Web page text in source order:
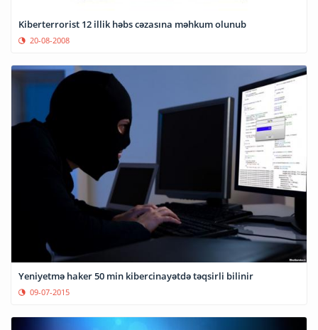
Kiberterrorist 12 illik həbs cəzasına məhkum olunub
20-08-2008
Yeniyetmə haker 50 min kibercinayətdə təqsirli bilinir
09-07-2015